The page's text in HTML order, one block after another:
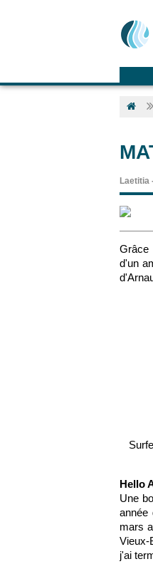
Laetitia
d'un
Hello
Une
année
mars
Vieux-
j'ai